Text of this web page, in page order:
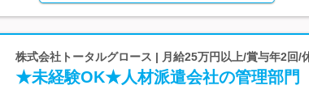
株式会社トータルグロース | 月給25万円以上/賞与年2回/
★未経験OK★人材派遣会社の管理部門